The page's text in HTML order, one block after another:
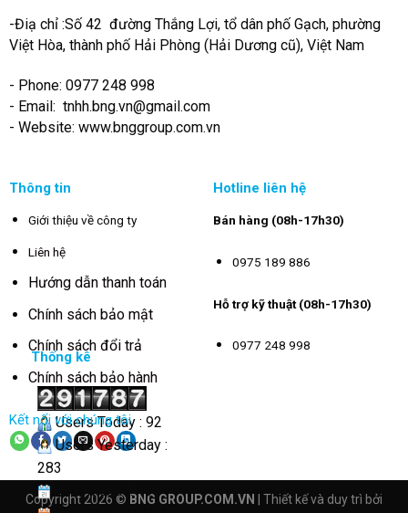
-Điạ chỉ :Số 42 đường Thắng Lợi, tổ dân phố Gạch, phường
Việt Hòa, thành phố Hải Phòng (Hải Dương cũ), Việt Nam
- Phone: 0977 248 998
- Email: tnhh.bng.vn@gmail.com
- Website: www.bnggroup.com.vn
Thông tin
Giới thiệu về công ty
Liên hệ
Hướng dẫn thanh toán
Chính sách bảo mật
Chính sách đổi trả
Chính sách bảo hành
Kết nối với chúng tôi
Hotline liên hệ
Bán hàng (08h-17h30)
0975 189 886
Hỗ trợ kỹ thuật (08h-17h30)
0977 248 998
Thống kê
Users Today : 92
Users Yesterday :
283
This Month : 4344
Copyright 2026 © BNG GROUP.COM.VN
| Thiết kế và duy trì bởi